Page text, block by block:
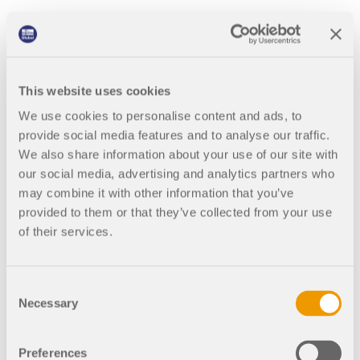
This website uses cookies
We use cookies to personalise content and ads, to
provide social media features and to analyse our traffic.
We also share information about your use of our site with
our social media, advertising and analytics partners who
may combine it with other information that you’ve
provided to them or that they’ve collected from your use
of their services.
Selection
Necessary
Preferences
CFD-Software für digitale Windkanäle
Weitere Infos
Dlubal API
MIT DEM SUPPORT IN VERBINDUNG TRETEN
auf ein neues Niveau.
Mia: KI-Assistentin